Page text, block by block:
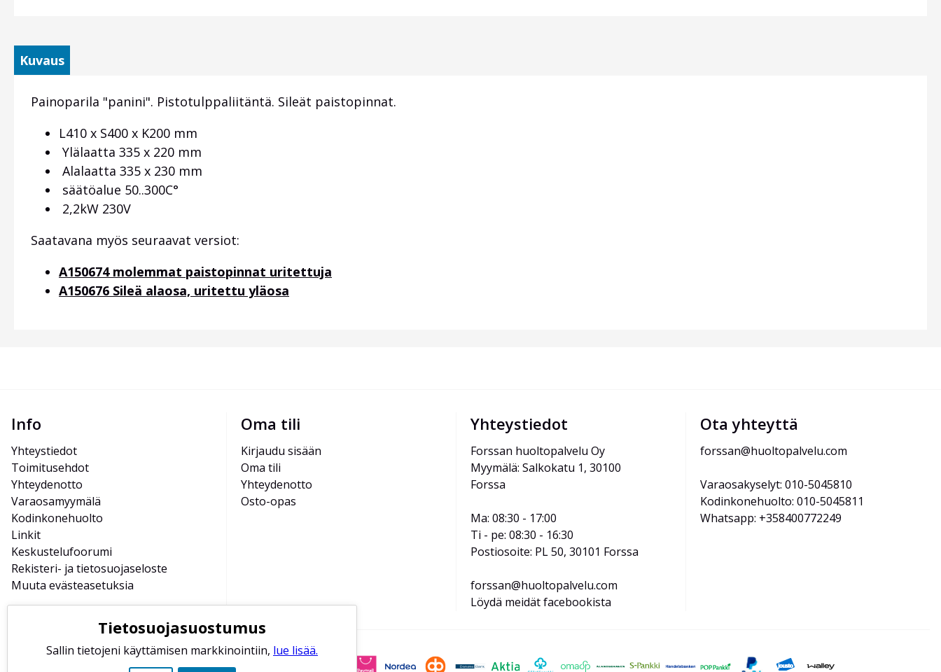
Kuvaus
Painoparila "panini". Pistotulppaliitäntä. Sileät paistopinnat.
L410 x S400 x K200 mm
Ylälaatta 335 x 220 mm
Alalaatta 335 x 230 mm
säätöalue 50..300C°
2,2kW 230V
Saatavana myös seuraavat versiot:
A150674 molemmat paistopinnat uritettuja
A150676 Sileä alaosa, uritettu yläosa
Info
Yhteystiedot
Toimitusehdot
Yhteydenotto
Varaosamyymälä
Kodinkonehuolto
Linkit
Keskustelufoorumi
Rekisteri- ja tietosuojaseloste
Muuta evästeasetuksia
Oma tili
Kirjaudu sisään
Oma tili
Yhteydenotto
Osto-opas
Yhteystiedot
Forssan huoltopalvelu Oy
Myymälä: Salkokatu 1, 30100
Forssa
Ma: 08:30 - 17:00
Ti - pe: 08:30 - 16:30
Postiosoite: PL 50, 30101 Forssa
forssan@huoltopalvelu.com
Löydä meidät facebookista
Ota yhteyttä
forssan@huoltopalvelu.com
Varaosakyselyt: 010-5045810
Kodinkonehuolto: 010-5045811
Whatsapp: +358400772249
Tietosuojasuostumus
Sallin tietojeni käyttämisen markkinointiin, lue lisää.